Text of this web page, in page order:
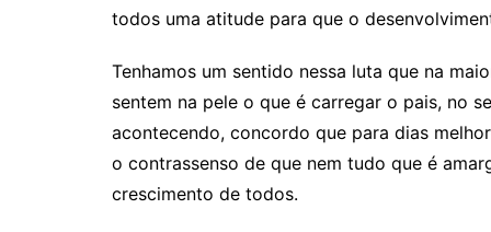
todos uma atitude para que o
Tenhamos um sentido nessa luta que na
sentem na pele o que é carregar o pais, no
acontecendo, concordo que para dias
o contrassenso de que nem tudo que é
crescimento de todos.